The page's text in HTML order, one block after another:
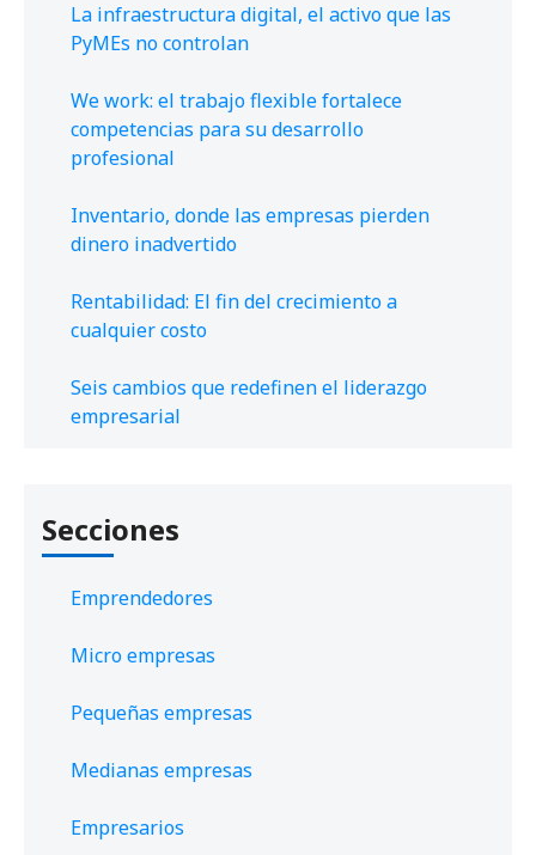
La infraestructura digital, el activo que las
PyMEs no controlan
We work: el trabajo flexible fortalece
competencias para su desarrollo
profesional
Inventario, donde las empresas pierden
dinero inadvertido
Rentabilidad: El fin del crecimiento a
cualquier costo
Seis cambios que redefinen el liderazgo
empresarial
Secciones
Emprendedores
Micro empresas
Pequeñas empresas
Medianas empresas
Empresarios